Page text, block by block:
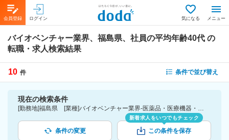
会員登録 ログイン 気になる メニュー
バイオベンチャー業界、福島県、社員の平均年齢40代 の
転職・求人検索結果
10 件 条件で並び替え
現在の検索条件
[勤務地]福島県 [業種]バイオベンチャー業界-医薬品・医療機器・ライフサイエンス・医療系サービス [詳細条件](社員の平均年齢)40代
条件の変更
新着求人をいつでもチェック
この条件を保存